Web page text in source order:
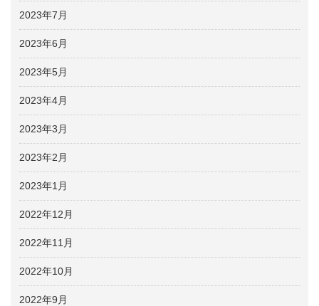
2023年7月
2023年6月
2023年5月
2023年4月
2023年3月
2023年2月
2023年1月
2022年12月
2022年11月
2022年10月
2022年9月